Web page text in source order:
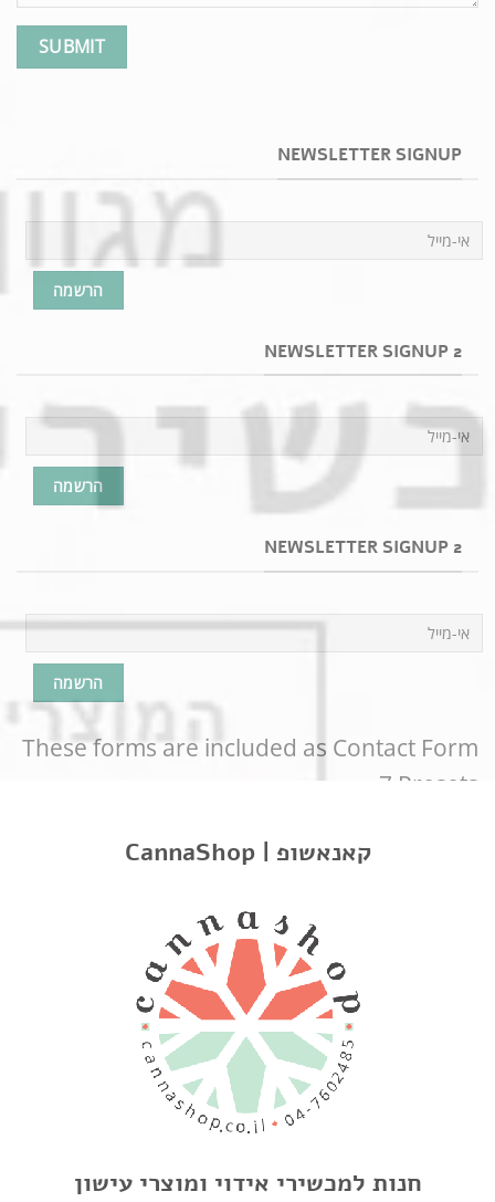
CannaShop | קאנאשופ
חנות למכשירי אידוי ומוצרי עישון
NEWSLETTER SIGNUP
NEWSLETTER SIGNUP 2
NEWSLETTER SIGNUP 2
These forms are included as Contact Form
7 Presets.
CONTACT FORM FLAT